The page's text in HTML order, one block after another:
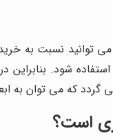
نسبت به
شود.
که می توان به
است؟